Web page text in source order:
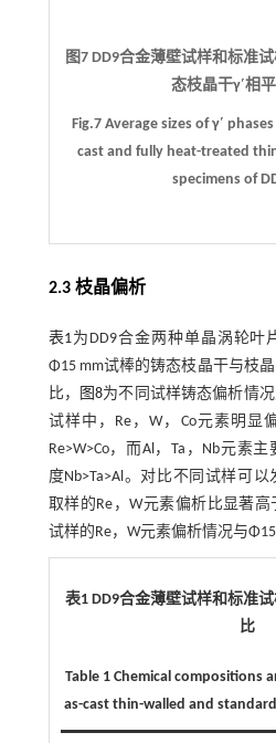
图7 DD9合金薄壁试样和标准
态枝晶干γ′相
Fig.7 Average sizes of γ′
cast and fully heat-treated
specimens of
2.3 枝晶偏析
表1为DD9合金两种单晶涡轮叶
Φ15 mm试棒的铸态枝晶干与枝
比，
图8为不同试样铸态偏析情
试样中，Re，W，Co元素明显
Re>W>Co，而Al，Ta，Nb元素
度Nb>Ta>Al。对比不同试样可
取样的Re，W元素偏析比显著
试样的Re，W元素偏析情况与Φ15
表1 DD9合金薄壁试样和标准
比
Table 1 Chemical compositions
as-cast thin-walled and